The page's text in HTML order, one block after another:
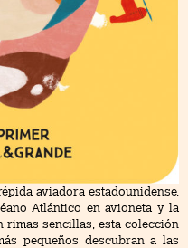
aviadora estadounidense.
Atlántico en avioneta y la
sencillas, esta colección
pequeños descubran a las